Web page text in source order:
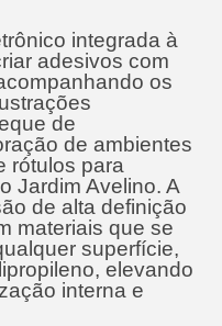
integrada à
adesivos com
os
de
de ambientes
rótulos para
Jardim Avelino. A
de alta definição
materiais que se
superfície,
elevando
interna e